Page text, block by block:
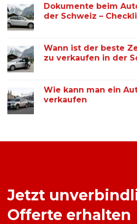
Dokumente beim
der Schweiz –
Wann ist der beste
zu verkaufen in der
Wie kann man ein
verkaufen
Jetzt
Offerte erhalten